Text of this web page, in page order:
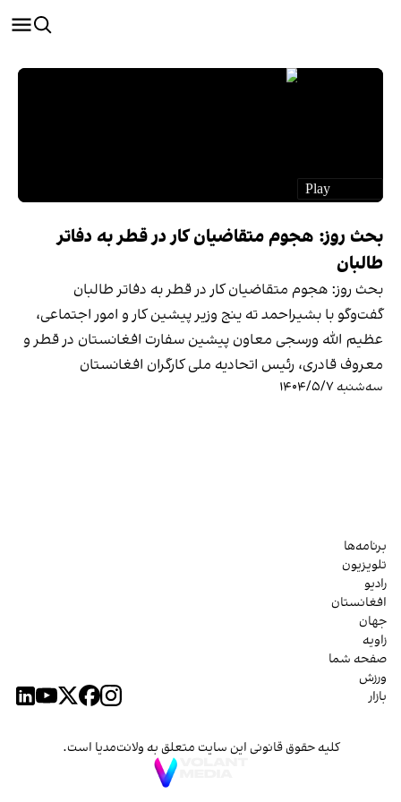
بحث روز: هجوم متقاضیان کار در قطر به دفاتر
طالبان
بحث روز: هجوم متقاضیان کار در قطر به دفاتر طالبان
گفت‌و‌گو با بشیراحمد ته ینج وزیر پیشین کار و امور اجتماعی،
عظیم الله ورسجی معاون پیشین سفارت افغانستان در قطر و
معروف قادری، رئیس اتحادیه ملی کارگران افغانستان
سه‌شنبه ۱۴۰۴/۵/۷
برنامه‌ها
تلویزیون
رادیو
افغانستان
جهان
زاویه
صفحه شما
ورزش
بازار
کلیه حقوق قانونی این سایت متعلق به ولانت‌مدیا است.